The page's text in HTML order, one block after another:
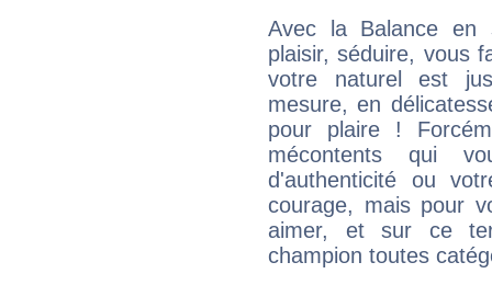
Avec la Balance en
plaisir, séduire, vous
votre naturel est
mesure, en
pour plaire !
mécontents qui
d'authenticité ou
courage, mais pour
aimer, et sur ce
champion toutes